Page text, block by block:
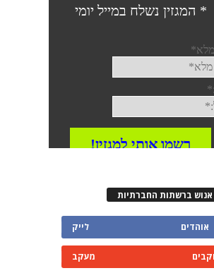
ברשתות החברתיות
אוהדים לייק
מעקב